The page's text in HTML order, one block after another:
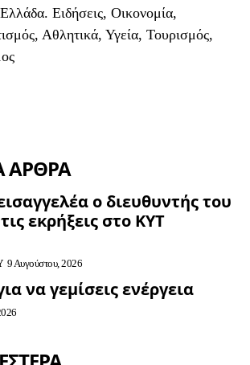
Ειδήσεις, Οικονομία,
Αθλητικά, Υγεία, Τουρισμός,
ΑΡΘΡΑ
ο διευθυντής του
εκρήξεις στο ΚΥΤ
9 Αυγούστου, 2026
να γεμίσεις ενέργεια